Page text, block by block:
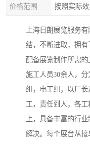
价格范围 按照实际效
上海日朗展览服务
结，不断进取，拥有
配备展览制作所需
施工人员30余人，
组，电工组，以厂
工，责任到人，各
上，具备丰富的行
解决。每个展台从